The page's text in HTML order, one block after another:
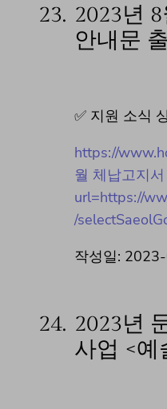
23. 2023년
안내문
✅ 지원 소식
https://
월 체납고지
url=https://
/
작성일:
24. 2023년
사업 <예